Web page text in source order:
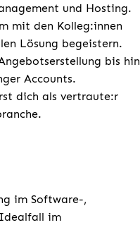
und Hosting.
mit den Kolleg:innen
Lösung begeistern.
bis hin
Accounts.
dich als vertraute:r
im Software-,
im